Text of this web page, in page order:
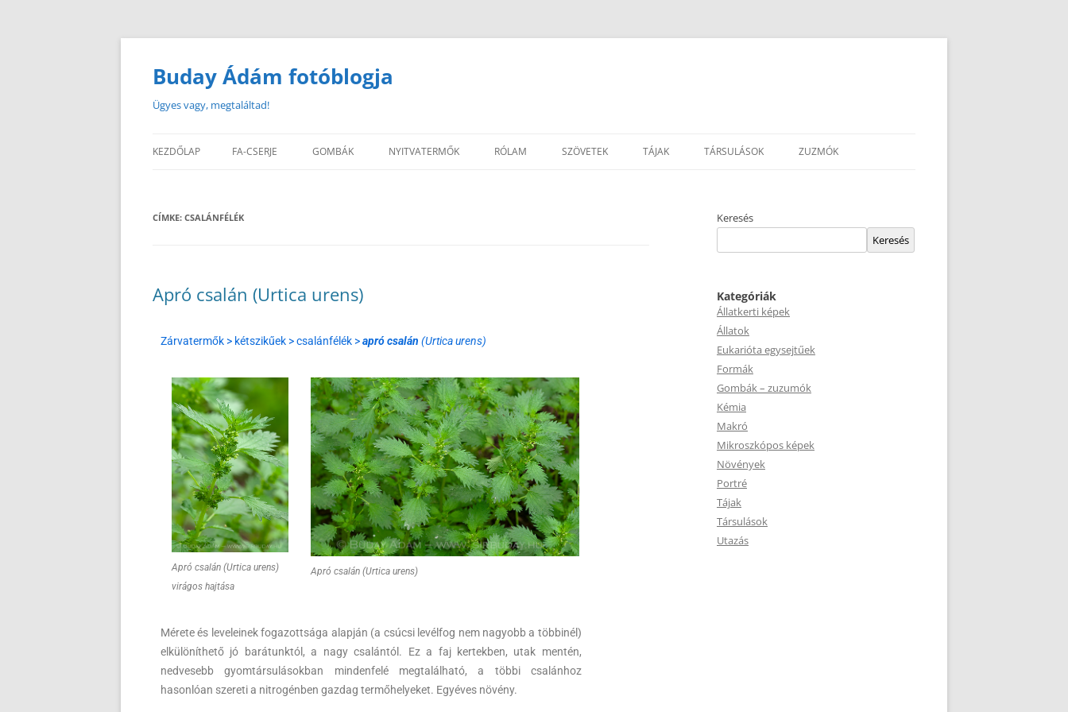
Buday Ádám fotóblogja
Ügyes vagy, megtaláltad!
KEZDŐLAP FA-CSERJE GOMBÁK NYITVATERMŐK RÓLAM SZÖVETEK TÁJAK TÁRSULÁSOK ZUZMÓK
CÍMKE: CSALÁNFÉLÉK
Apró csalán (Urtica urens)
Zárvatermők > kétszikűek > csalánfélék >apró csalán (Urtica urens)
Apró csalán (Urtica urens)
virágos hajtása
Apró csalán (Urtica urens)
Mérete és leveleinek fogazottsága alapján (a csúcsi levélfog nem nagyobb a többinél)
elkülöníthető jó barátunktól, a nagy csalántól. Ez a faj kertekben, utak mentén,
nedvesebb gyomtársulásokban mindenfelé megtalálható, a többi csalánhoz
hasonlóan szereti a nitrogénben gazdag termőhelyeket. Egyéves növény.
Keresés
Keresés
Kategóriák
Állatkerti képek
Állatok
Eukarióta egysejtűek
Formák
Gombák – zuzumók
Kémia
Makró
Mikroszkópos képek
Növények
Portré
Tájak
Társulások
Utazás